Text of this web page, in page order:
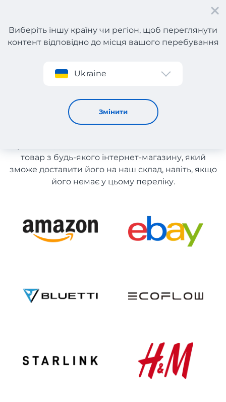
Реєстрація
Виберіть іншу країну чи регіон, щоб переглянути
контент відповідно до місця вашого перебування
Ukraine
Змінити
Тактичні товари з Франції
Тактичні товари з Франції
товар з будь-якого інтернет-магазину, який
зможе доставити його на наш склад, навіть, якщо
його немає у цьому переліку.